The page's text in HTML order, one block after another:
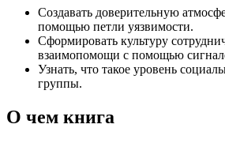
Создавать доверительную
помощью петли уязвимости.
Сформировать культуру
взаимопомощи с помощью
Узнать, что такое уровень
группы.
О чем книга